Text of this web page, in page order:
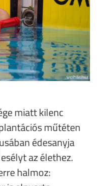
miatt kilenc
műtéten
édesanyja
az élethez.
halmoz: